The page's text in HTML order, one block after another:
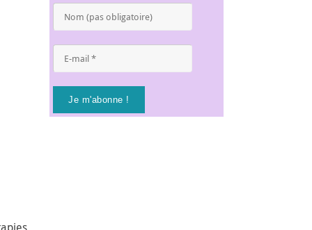
*
Nom
(pas
E-
mail